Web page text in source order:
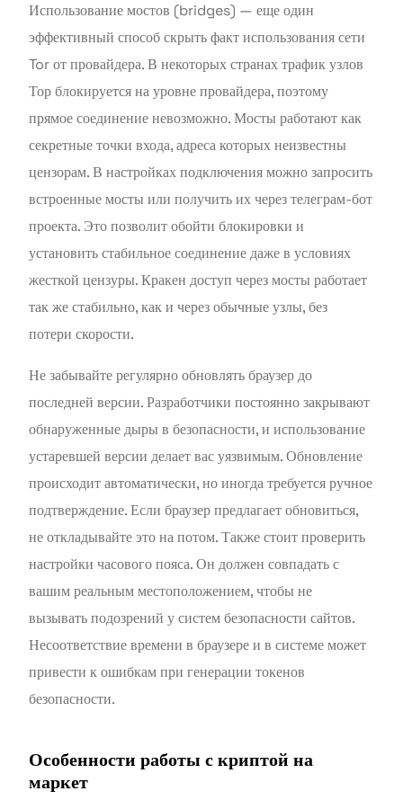
Использование мостов (bridges) — еще один
эффективный способ скрыть факт использования сети
Tor от провайдера. В некоторых странах трафик узлов
Тор блокируется на уровне провайдера, поэтому
прямое соединение невозможно. Мосты работают как
секретные точки входа, адреса которых неизвестны
цензорам. В настройках подключения можно запросить
встроенные мосты или получить их через телеграм-бот
проекта. Это позволит обойти блокировки и
установить стабильное соединение даже в условиях
жесткой цензуры. Кракен доступ через мосты работает
так же стабильно, как и через обычные узлы, без
потери скорости.
Не забывайте регулярно обновлять браузер до
последней версии. Разработчики постоянно закрывают
обнаруженные дыры в безопасности, и использование
устаревшей версии делает вас уязвимым. Обновление
происходит автоматически, но иногда требуется ручное
подтверждение. Если браузер предлагает обновиться,
не откладывайте это на потом. Также стоит проверить
настройки часового пояса. Он должен совпадать с
вашим реальным местоположением, чтобы не
вызывать подозрений у систем безопасности сайтов.
Несоответствие времени в браузере и в системе может
привести к ошибкам при генерации токенов
безопасности.
Особенности работы с криптой на
маркет